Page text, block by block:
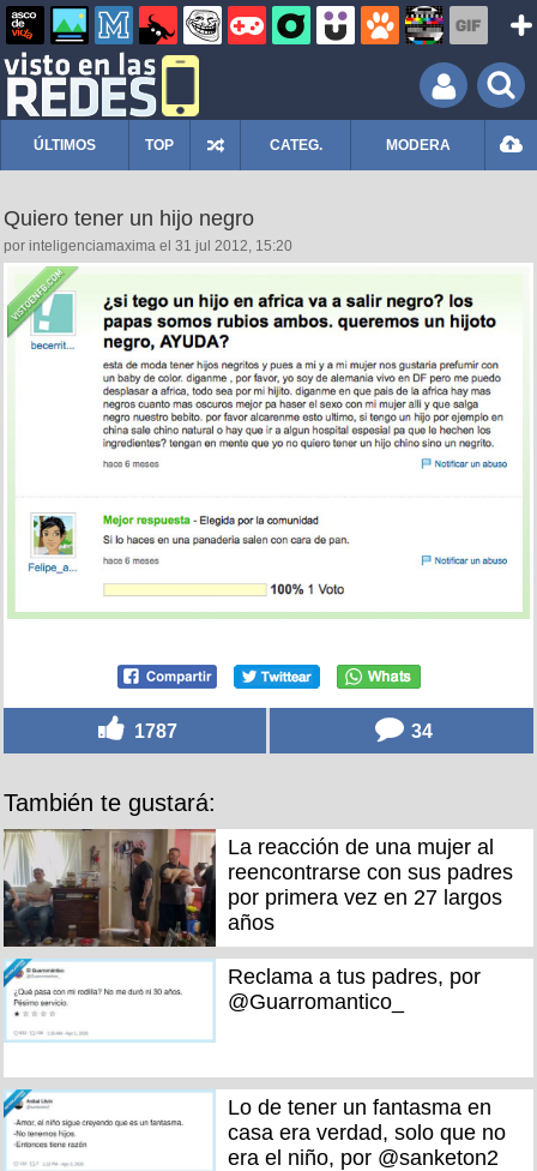
ÚLTIMOS TOP CATEG. MODERA
Quiero tener un hijo negro
por inteligenciamaxima el 31 jul 2012, 15:20
1787 34
También te gustará:
La reacción de una mujer al
reencontrarse con sus padres
por primera vez en 27 largos
años
Reclama a tus padres, por
@Guarromantico_
Lo de tener un fantasma en
casa era verdad, solo que no
era el niño, por @sanketon2